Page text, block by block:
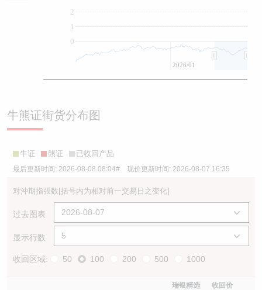
0
1
2
2026/01
牛熊证街货分布图
牛证 熊证 已收回产品
最后更新时间: 2026-08-08 08:04# 现价更新时间: 2026-08-07 16:35
对沖期指張数[括号内为相对前一交易日之变化]
过去图表
显示行数
收回区域: 50 100 200 500 1000
瑞银精选 收回价